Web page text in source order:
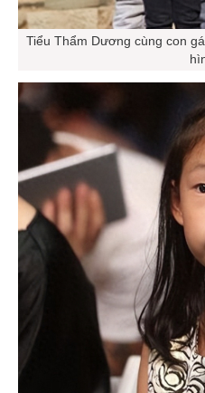
Tiểu Thẩm Dương cùng con